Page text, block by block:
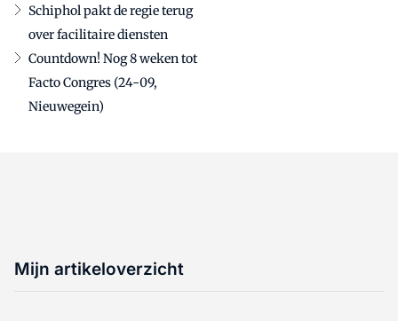
Schiphol pakt de regie terug
over facilitaire diensten
Countdown! Nog 8 weken tot
Facto Congres (24-09,
Nieuwegein)
Mijn artikeloverzicht